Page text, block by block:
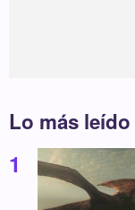
Lo más leído